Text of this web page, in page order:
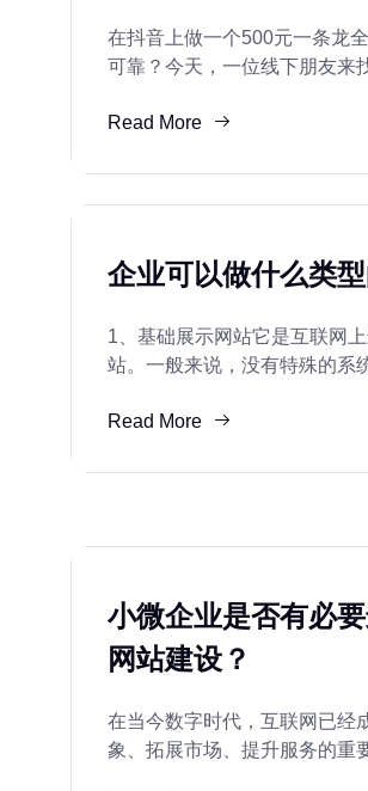
在抖音上做一个500元一条龙
可靠？今天，一位线下朋友来
问我这个网站建设靠谱吗？
Read More
企业可以做什么类
1、基础展示网站它是互联网
站。一般来说，没有特殊的系
产品信息，清晰地向用户传达
Read More
小微企业是否有必
网站建设？
在当今数字时代，互联网已经
象、拓展市场、提升服务的重